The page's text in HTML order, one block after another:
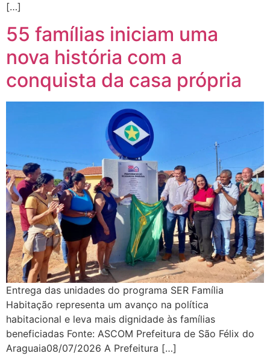
[…]
55 famílias iniciam uma
nova história com a
conquista da casa própria
Entrega das unidades do programa SER Família
Habitação representa um avanço na política
habitacional e leva mais dignidade às famílias
beneficiadas Fonte: ASCOM Prefeitura de São Félix do
Araguaia08/07/2026 A Prefeitura […]